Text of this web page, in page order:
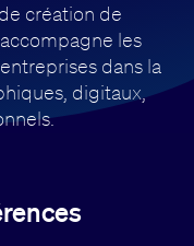
création de
les
dans la
digitaux,